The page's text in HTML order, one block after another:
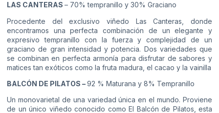
LAS CANTERAS – 70% tempranillo y 30% Graciano
Procedente del exclusivo viñedo Las Canteras, donde
encontramos una perfecta combinación de un elegante y
expresivo tempranillo con la fuerza y complejidad de un
graciano de gran intensidad y potencia. Dos variedades que
se combinan en perfecta armonía para disfrutar de sabores y
matices tan exóticos como la fruta madura, el cacao y la vainilla
BALCÓN DE PILATOS –92 % Maturana y 8% Tempranillo
Un monovarietal de una variedad única en el mundo. Proviene
de un único viñedo conocido como El Balcón de Pilatos, esta